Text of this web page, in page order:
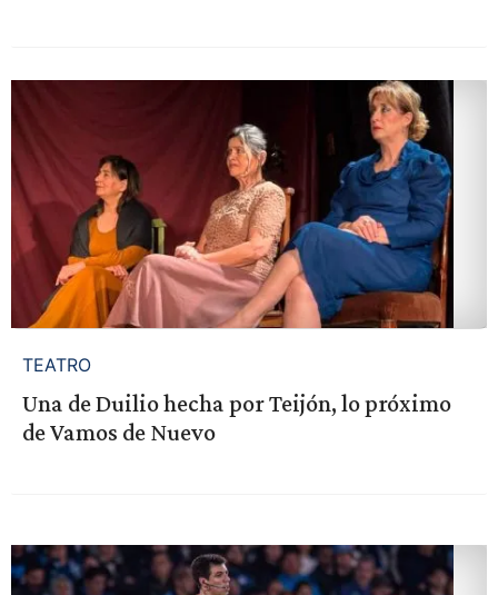
TEATRO
Una de Duilio hecha por Teijón, lo próximo
de Vamos de Nuevo